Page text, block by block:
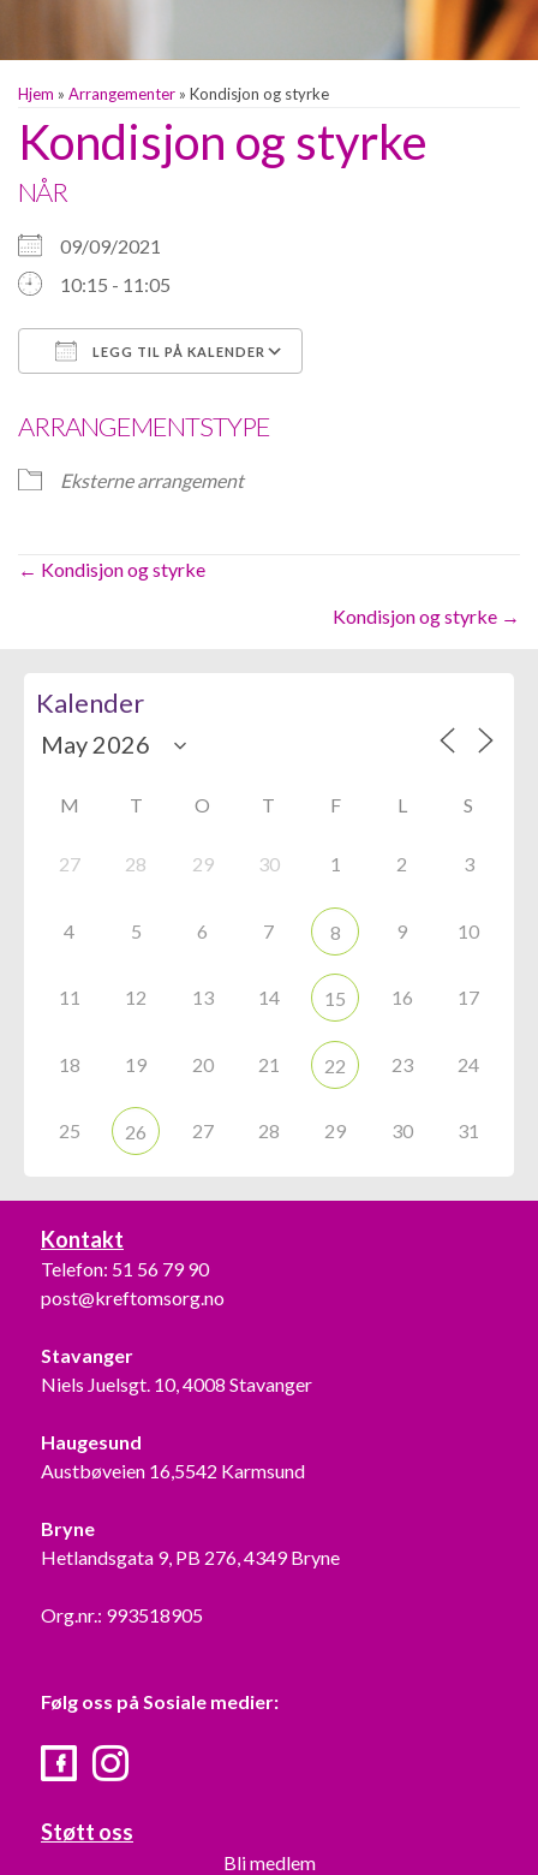
Hjem » Arrangementer » Kondisjon og styrke
Kondisjon og styrke
NÅR
09/09/2021
10:15 - 11:05
LEGG TIL PÅ KALENDER
ARRANGEMENTSTYPE
Eksterne arrangement
Posts
← Kondisjon og styrke
Kondisjon og styrke →
Kalender
M T O T F L S
27 28 29 30 1 2 3
4 5 6 7 8 9 10
11 12 13 14 15 16 17
18 19 20 21 22 23 24
25 26 27 28 29 30 31
Kontakt
Telefon: 51 56 79 90
post@kreftomsorg.no
Stavanger
Niels Juelsgt. 10, 4008 Stavanger
Haugesund
Austbøveien 16,5542 Karmsund
Bryne
Hetlandsgata 9, PB 276, 4349 Bryne
Org.nr.: 993518905
Følg oss på Sosiale medier:
FacebookInstagram
Støtt oss
Bli medlem